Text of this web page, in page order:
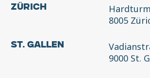
Zürich
8005
St. Gallen
9000 St.